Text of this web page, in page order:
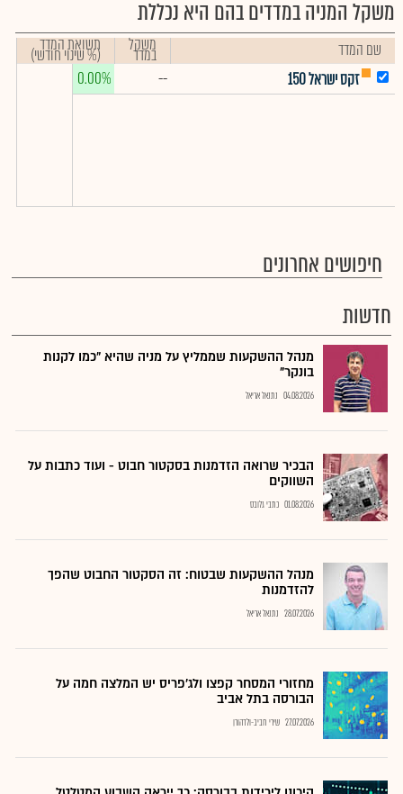
משקל המניה במדדים בהם היא נכללת
שם המדד משקל
במדד תשואת המדד
(% שינוי חודשי)
זקס ישראל 150
--
0.00%
חיפושים אחרונים
חדשות
מנהל ההשקעות שממליץ על מניה שהיא "כמו לקנות
בונקר"
04.08.2026 נתנאל אריאל
הבכיר שרואה הזדמנות בסקטור חבוט - ועוד כתבות על
השווקים
01.08.2026 כתבי גלובס
מנהל ההשקעות שבטוח: זה הסקטור החבוט שהפך
להזדמנות
28.07.2026 נתנאל אריאל
מחזורי המסחר קפצו ולג'פריס יש המלצה חמה על
הבורסה בתל אביב
27.07.2026 שירי חביב-ולדהורן